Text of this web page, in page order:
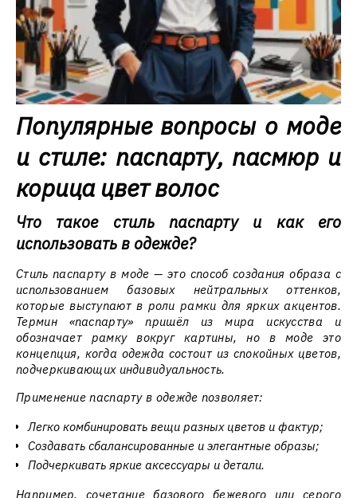
Популярные вопросы о моде
и стиле: паспарту, пасмюр и
корица цвет волос
Что такое стиль паспарту и как его
использовать в одежде?
Стиль паспарту в моде — это способ создания образа с
использованием базовых нейтральных оттенков,
которые выступают в роли рамки для ярких акцентов.
Термин «паспарту» пришёл из мира искусства и
обозначает рамку вокруг картины, но в моде это
концепция, когда одежда состоит из спокойных цветов,
подчеркивающих индивидуальность.
Применение паспарту в одежде позволяет:
Легко комбинировать вещи разных цветов и фактур;
Создавать сбалансированные и элегантные образы;
Подчеркивать яркие аксессуары и детали.
Например, сочетание базового бежевого или серого